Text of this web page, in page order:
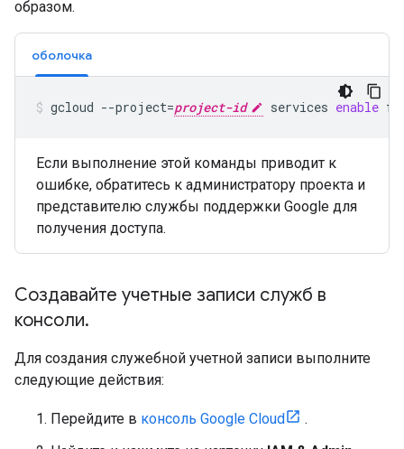
образом.
оболочка
gcloud --project=project-id services enable
Если выполнение этой команды приводит к
ошибке, обратитесь к администратору проекта и
представителю службы поддержки Google для
получения доступа.
Создавайте учетные записи служб в
консоли.
Для создания служебной учетной записи выполните
следующие действия:
Перейдите в консоль Google Cloud
.